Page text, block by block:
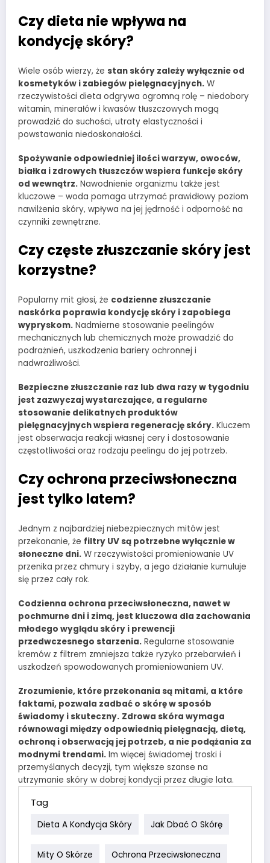
Czy dieta nie wpływa na
kondycję skóry?
Wiele osób wierzy, że stan skóry zależy wyłącznie od
kosmetyków i zabiegów pielęgnacyjnych. W
rzeczywistości dieta odgrywa ogromną rolę – niedobory
witamin, minerałów i kwasów tłuszczowych mogą
prowadzić do suchości, utraty elastyczności i
powstawania niedoskonałości.
Spożywanie odpowiedniej ilości warzyw, owoców,
białka i zdrowych tłuszczów wspiera funkcje skóry
od wewnątrz. Nawodnienie organizmu także jest
kluczowe – woda pomaga utrzymać prawidłowy poziom
nawilżenia skóry, wpływa na jej jędrność i odporność na
czynniki zewnętrzne.
Czy częste złuszczanie skóry jest
korzystne?
Popularny mit głosi, że codzienne złuszczanie
naskórka poprawia kondycję skóry i zapobiega
wypryskom. Nadmierne stosowanie peelingów
mechanicznych lub chemicznych może prowadzić do
podrażnień, uszkodzenia bariery ochronnej i
nadwrażliwości.
Bezpieczne złuszczanie raz lub dwa razy w tygodniu
jest zazwyczaj wystarczające, a regularne
stosowanie delikatnych produktów
pielęgnacyjnych wspiera regenerację skóry. Kluczem
jest obserwacja reakcji własnej cery i dostosowanie
częstotliwości oraz rodzaju peelingu do jej potrzeb.
Czy ochrona przeciwsłoneczna
jest tylko latem?
Jednym z najbardziej niebezpiecznych mitów jest
przekonanie, że filtry UV są potrzebne wyłącznie w
słoneczne dni. W rzeczywistości promieniowanie UV
przenika przez chmury i szyby, a jego działanie kumuluje
się przez cały rok.
Codzienna ochrona przeciwsłoneczna, nawet w
pochmurne dni i zimą, jest kluczowa dla zachowania
młodego wyglądu skóry i prewencji
przedwczesnego starzenia. Regularne stosowanie
kremów z filtrem zmniejsza także ryzyko przebarwień i
uszkodzeń spowodowanych promieniowaniem UV.
Zrozumienie, które przekonania są mitami, a które
faktami, pozwala zadbać o skórę w sposób
świadomy i skuteczny. Zdrowa skóra wymaga
równowagi między odpowiednią pielęgnacją, dietą,
ochroną i obserwacją jej potrzeb, a nie podążania za
modnymi trendami. Im więcej świadomej troski i
przemyślanych decyzji, tym większe szanse na
utrzymanie skóry w dobrej kondycji przez długie lata.
Tag
Dieta A Kondycja Skóry Jak Dbać O Skórę
Mity O Skórze Ochrona Przeciwsłoneczna